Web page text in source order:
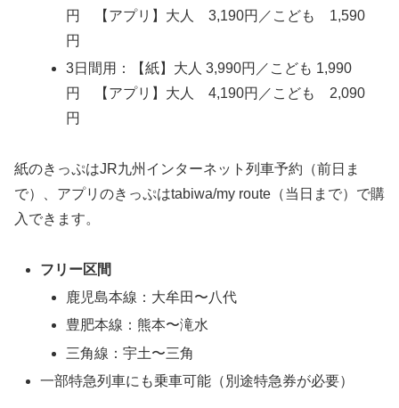
円 【アプリ】大人 3,190円／こども 1,590
円
3日間用：【紙】大人 3,990円／こども 1,990
円 【アプリ】大人 4,190円／こども 2,090
円
紙のきっぷはJR九州インターネット列車予約（前日ま
で）、アプリのきっぷはtabiwa/my route（当日まで）で購
入できます。
フリー区間
鹿児島本線：大牟田〜八代
豊肥本線：熊本〜滝水
三角線：宇土〜三角
一部特急列車にも乗車可能（別途特急券が必要）